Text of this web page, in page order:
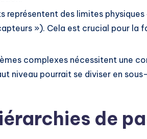
représentent des limites
»). Cela est crucial pour la
complexes nécessitent une
niveau pourrait se diviser en
de